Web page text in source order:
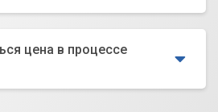
цена в процессе